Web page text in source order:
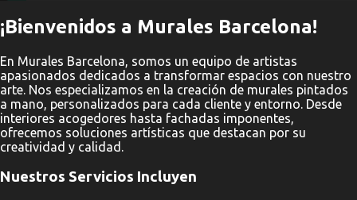
¡Bienvenidos a Murales Barcelona!
En Murales Barcelona, somos un equipo de artistas
apasionados dedicados a transformar espacios con nuestro
arte. Nos especializamos en la creación de murales pintados
a mano, personalizados para cada cliente y entorno. Desde
interiores acogedores hasta fachadas imponentes,
ofrecemos soluciones artísticas que destacan por su
creatividad y calidad.
Nuestros Servicios Incluyen